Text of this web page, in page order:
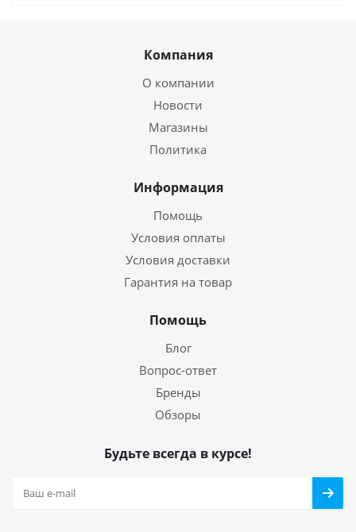
Компания
О компании
Новости
Магазины
Политика
Информация
Помощь
Условия оплаты
Условия доставки
Гарантия на товар
Помощь
Блог
Вопрос-ответ
Бренды
Обзоры
Будьте всегда в курсе!